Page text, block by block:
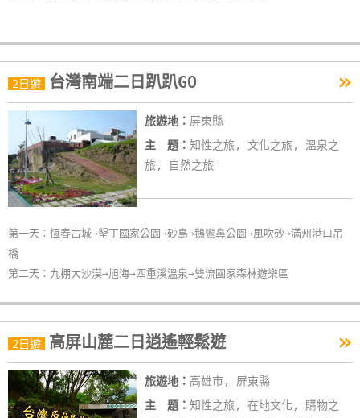
單
Line
線
上
客
服
紅
查
訂
房
Q&A
2日遊 台灣南端二日趴趴GO »
旅遊地： 屏東縣
主 題： 知性之旅, 文化之旅, 溫泉之
旅, 自然之旅
第一天：恆春古城→墾丁國家公園→砂島→鵝鸞鼻公園→風吹砂→滿州港口吊
橋
第二天：九棚大沙漠→旭海→四重溪溫泉→雙流國家森林遊樂區
2日遊 高屏山麓二日逍遙輕鬆遊 »
旅遊地： 高雄市, 屏東縣
主 題： 知性之旅, 在地文化, 購物之